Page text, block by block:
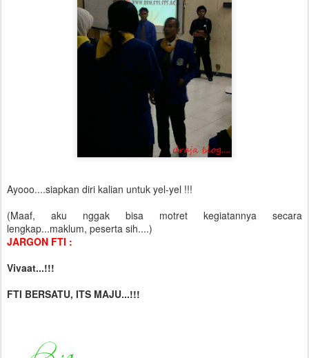
Ayooo....siapkan diri kalian untuk yel-yel !!!
(Maaf, aku nggak bisa motret kegiatannya secara
lengkap...maklum, peserta sih....)
JARGON FTI :
Vivaat...!!!
FTI BERSATU, ITS MAJU...!!!